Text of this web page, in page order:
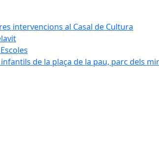
intervencions al Casal de Cultura
de la plaça de la pau, parc dels